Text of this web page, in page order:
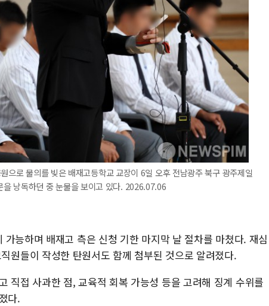
으로 물의를 빚은 배재고등학교 교장이 6일 오후 전남광주 북구 광주제일
낭독하던 중 눈물을 보이고 있다. 2026.07.06
능하며 배재고 측은 신청 기한 마지막 날 절차를 마쳤다. 재심
원들이 작성한 탄원서도 함께 첨부된 것으로 알려졌다.
직접 사과한 점, 교육적 회복 가능성 등을 고려해 징계 수위를
다.